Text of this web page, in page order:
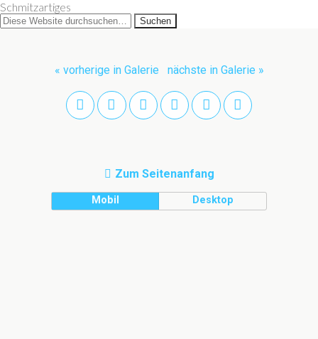
Schmitzartiges
« vorherige in Galerie nächste in Galerie »
Zum Seitenanfang
Mobil Desktop